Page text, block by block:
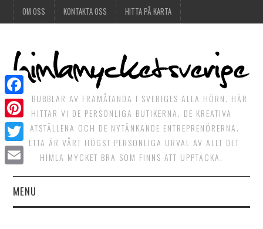
OM OSS KONTAKTA OSS HITTA PÅ KARTA
DET BUBBLAR AV FRAMÅTANDA I SVERIGES ALLA HÖRN. HÄR
HITTAR VI DE PERSONLIGA BUTIKERNA, DE KREATIVA
MATSTÄLLENA OCH DE NYTÄNKANDE ENTREPRENÖRERNA.
DETTA ÄR VÅRT HÖGST PERSONLIGA URVAL AV ALLT DET
HIMLA MYCKET BRA SOM FINNS ATT UPPTÄCKA.
MENU
Facebook
Pinterest
Twitter
Email